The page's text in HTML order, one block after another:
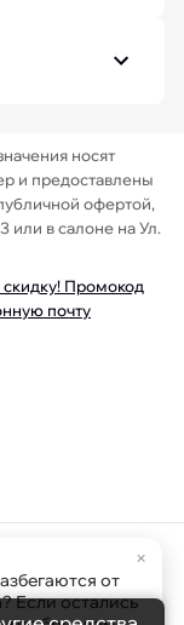
носят
и предоставлены
офертой,
или в салоне на Ул.
Промокод
почту
×
от
Если остались